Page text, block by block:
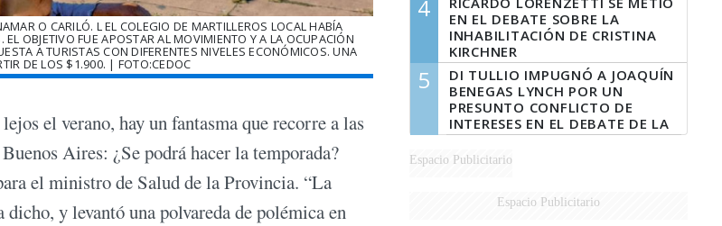
O CARILÓ. L EL COLEGIO DE MARTILLEROS LOCAL HABÍA
OBJETIVO FUE APOSTAR AL MOVIMIENTO Y A LA OCUPACIÓN
A TURISTAS CON DIFERENTES NIVELES ECONÓMICOS. UNA
DE LOS $1.900. | FOTO:CEDOC
el verano, hay un fantasma que recorre a las
Aires: ¿Se podrá hacer la temporada?
el ministro de Salud de la Provincia. “La
y levantó una polvareda de polémica en
MARIDO
4
EN EL DEBATE SOBRE LA
INHABILITACIÓN DE CRISTINA
KIRCHNER
5
DI TULLIO IMPUGNÓ A JOAQUÍN
BENEGAS LYNCH POR UN
PRESUNTO CONFLICTO DE
INTERESES EN EL DEBATE DE LA
LEY DE TIERRAS
Espacio Publicitario
Espacio Publicitario